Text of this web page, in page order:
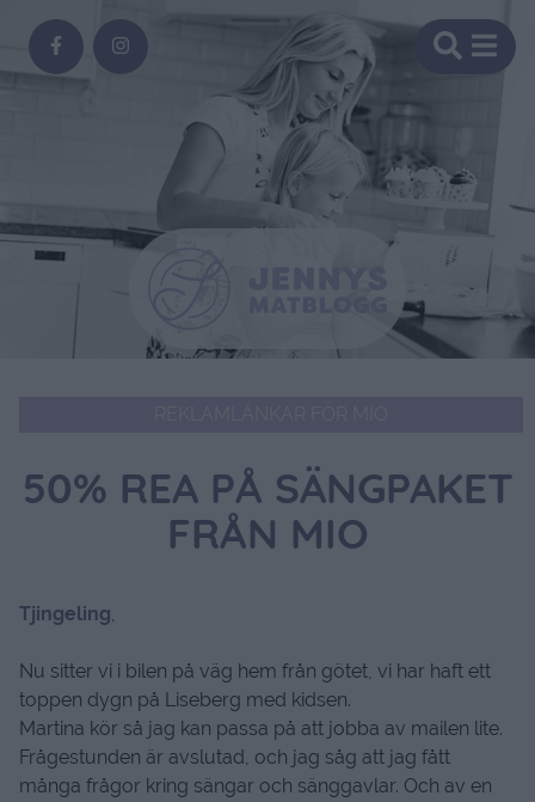
50% REA PÅ SÄNGPAKET
FRÅN MIO
Tjingeling,
Nu sitter vi i bilen på väg hem från götet, vi har haft ett
toppen dygn på Liseberg med kidsen.
Martina kör så jag kan passa på att jobba av mailen lite.
Frågestunden är avslutad, och jag såg att jag fått
många frågor kring sängar och sänggavlar. Och av en